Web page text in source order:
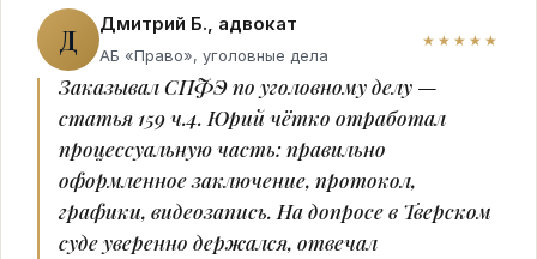
Д Дмитрий Б., адвокат
АБ «Право», уголовные дела
★★★★★
Заказывал СПФЭ по уголовному делу —
статья 159 ч.4. Юрий чётко отработал
процессуальную часть: правильно
оформленное заключение, протокол,
графики, видеозапись. На допросе в Тверском
суде уверенно держался, отвечал